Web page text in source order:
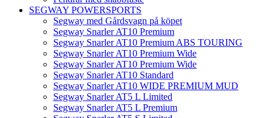
SEGWAY POWERSPORTS
Segway med Gårdsvagn på köpet
Segway Snarler AT10 Premium
Segway Snarler AT10 Premium ABS TOURING
Segway Snarler AT10 Premium Wide
Segway Snarler AT10 Premium Wide
Segway Snarler AT10 Standard
Segway Snarler AT10 WIDE PREMIUM MUD
Segway Snarler AT5 L Limited
Segway Snarler AT5 L Premium